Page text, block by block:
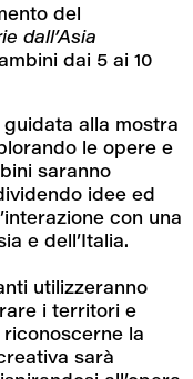
del
dall’Asia
dai 5 ai 10
le opere e
saranno
idee ed
con una
e dell’Italia.
utilizzeranno
i territori e
la
sarà